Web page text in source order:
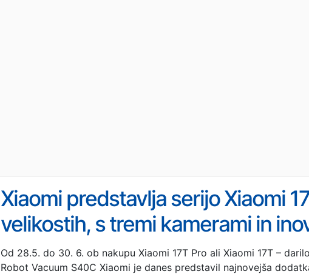
Xiaomi predstavlja serijo Xiaomi
velikostih, s tremi kamerami in
fotografsko funkcijo Leica Live
Od 28.5. do 30. 6. ob nakupu Xiaomi 17T Pro ali Xiaomi 17T –
Robot Vacuum S40C Xiaomi je danes predstavil najnovejša